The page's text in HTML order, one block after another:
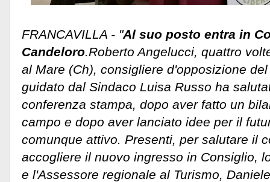
FRANCAVILLA - "Al suo posto entra in
Candeloro .Roberto Angelucci, quattro
al Mare (Ch), consigliere d'opposizione
guidato dal Sindaco Luisa Russo ha
conferenza stampa, dopo aver fatto un
campo e dopo aver lanciato idee per il
comunque attivo. Presenti, per salutare il
accogliere il nuovo ingresso in Consiglio,
e l'Assessore regionale al Turismo,